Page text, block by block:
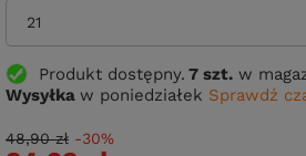
21
Produkt dostępny 7 szt. w
Wysyłka w poniedziałek Sprawdź
48,90 zł -30%